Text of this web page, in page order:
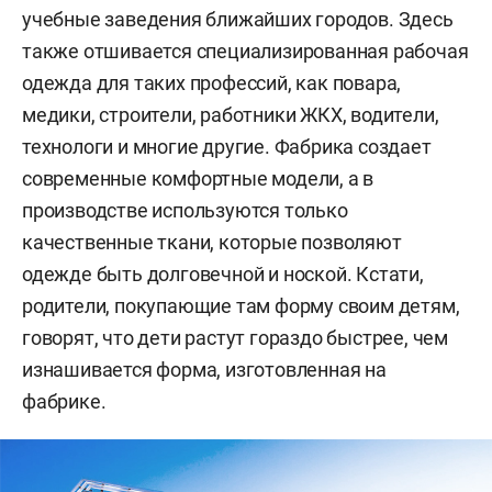
учебные заведения ближайших городов. Здесь
также отшивается специализированная рабочая
одежда для таких профессий, как повара,
медики, строители, работники ЖКХ, водители,
технологи и многие другие. Фабрика создает
современные комфортные модели, а в
производстве используются только
качественные ткани, которые позволяют
одежде быть долговечной и ноской. Кстати,
родители, покупающие там форму своим детям,
говорят, что дети растут гораздо быстрее, чем
изнашивается форма, изготовленная на
фабрике.